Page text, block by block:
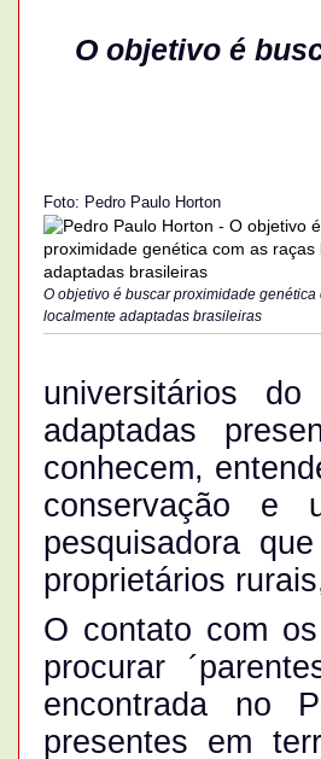
O objetivo é
Foto: Pedro Paulo Horton
O objetivo é buscar proximidade genética
localmente adaptadas brasileiras
universitários
adaptadas
conhecem,
conservação e
pesquisadora
proprietários
O contato com
procurar
encontrada no
presentes em